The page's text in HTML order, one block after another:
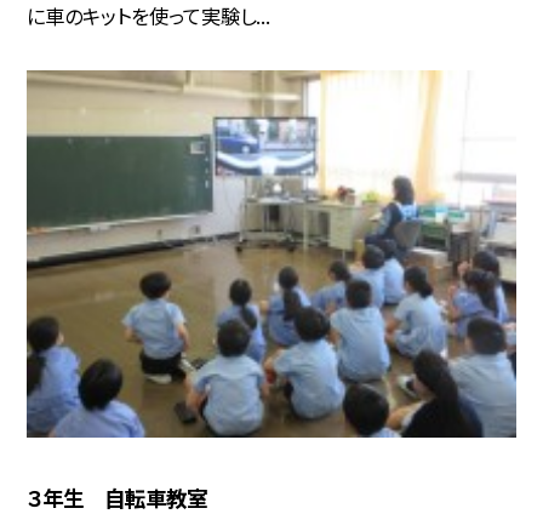
に車のキットを使って実験し...
３年生 自転車教室